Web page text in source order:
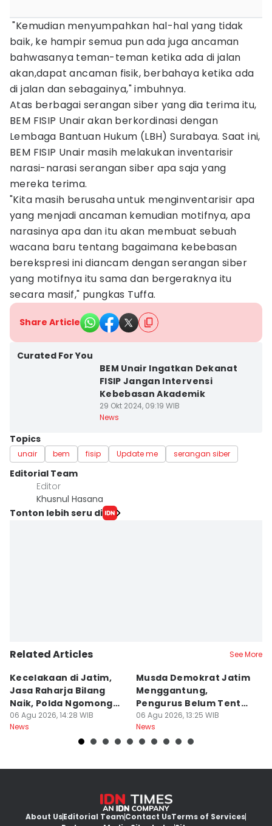
"Kemudian menyumpahkan hal-hal yang tidak
baik, ke hampir semua pun ada juga ancaman
bahwasanya teman-teman ketika ada di jalan
akan,dapat ancaman fisik, berbahaya ketika ada
di jalan dan sebagainya," imbuhnya.
Atas berbagai serangan siber yang dia terima itu,
BEM FISIP Unair akan berkordinasi dengan
Lembaga Bantuan Hukum (LBH) Surabaya. Saat ini,
BEM FISIP Unair masih melakukan inventarisir
narasi-narasi serangan siber apa saja yang
mereka terima.
"Kita masih berusaha untuk menginventarisir apa
yang menjadi ancaman kemudian motifnya, apa
narasinya apa dan itu akan membuat sebuah
wacana baru tentang bagaimana kebebasan
berekspresi ini diancam dengan serangan siber
yang motifnya itu sama dan bergeraknya itu
secara masif," pungkas Tuffa.
Share Article
Curated For You
BEM Unair Ingatkan Dekanat
FISIP Jangan Intervensi
Kebebasan Akademik
29 Okt 2024, 09:19 WIB
News
Topics
unair bem fisip Update me serangan siber
Editorial Team
Editor
Khusnul Hasana
Tonton lebih seru di
Related Articles See More
Kecelakaan di Jatim,
Jasa Raharja Bilang
Naik, Polda Ngomong
Turun
06 Agu 2026, 14:28 WIB
News
Musda Demokrat Jatim
Menggantung,
Pengurus Belum Tentu
Aman
06 Agu 2026, 13:25 WIB
News
About UsEditorial TeamContact UsTerms of Services